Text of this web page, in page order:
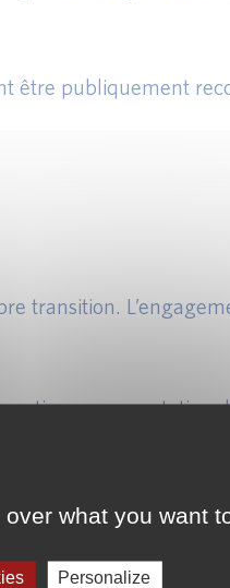
être publiquement
transition.
augmentation
n’est donc plus une
rénovation
attendu.
what you want
Personalize